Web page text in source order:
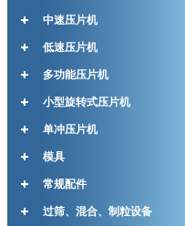
中速压片机
低速压片机
多功能压片机
小型旋转式压片机
单冲压片机
模具
常规配件
过筛、混合、制粒设备